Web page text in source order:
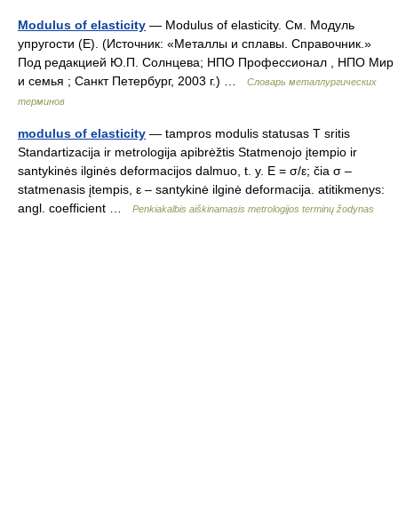
Modulus of elasticity — Modulus of elasticity. См. Модуль
упругости (Е). (Источник: «Металлы и сплавы. Справочник.»
Под редакцией Ю.П. Солнцева; НПО Профессионал , НПО Мир
и семья ; Санкт Петербург, 2003 г.) …
Словарь металлургических
терминов
modulus of elasticity — tampros modulis statusas T sritis
Standartizacija ir metrologija apibrėžtis Statmenojo įtempio ir
santykinės ilginės deformacijos dalmuo, t. y. E = σ/ε; čia σ –
statmenasis įtempis, ε – santykinė ilginė deformacija. atitikmenys:
angl. coefficient …
Penkiakalbis aiškinamasis metrologijos terminų žodynas